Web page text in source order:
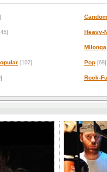
[45] Heavy-
Milonga
[102] Pop [68]
Rock-